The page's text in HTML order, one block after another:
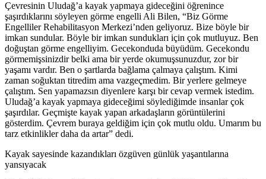
Çevresinin Uludağ’a kayak yapmaya gideceğini öğrenince
şaşırdıklarını söyleyen görme engelli Ali Bilen, “Biz Görme
Engelliler Rehabilitasyon Merkezi’nden geliyoruz. Bize böyle bir
imkan sundular. Böyle bir imkan sundukları için çok mutluyuz. Ben
doğuştan görme engelliyim. Gecekonduda büyüdüm. Gecekondu
görmemişsinizdir belki ama bir yerde okumuşsunuzdur, zor bir
yaşamı vardır. Ben o şartlarda bağlama çalmaya çalıştım. Kimi
zaman soğuktan titredim ama vazgeçmedim. Bir yerlere gelmeye
çalıştım. Sen yapamazsın diyenlere karşı bir cevap vermek istedim.
Uludağ’a kayak yapmaya gideceğimi söylediğimde insanlar çok
şaşırdılar. Geçmişte kayak yapan arkadaşların görüntülerini
gösterdim. Çevrem buraya geldiğim için çok mutlu oldu. Umarım bu
tarz etkinlikler daha da artar” dedi.
Kayak sayesinde kazandıkları özgüven günlük yaşantılarına
yansıyacak